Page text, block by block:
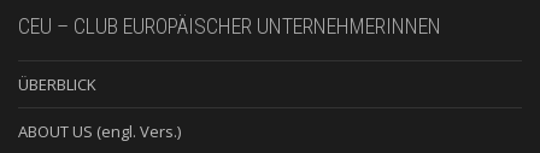
CEU – CLUB EUROPÄISCHER UNTERNEHMERINNEN
ÜBERBLICK
ABOUT US (engl. Vers.)